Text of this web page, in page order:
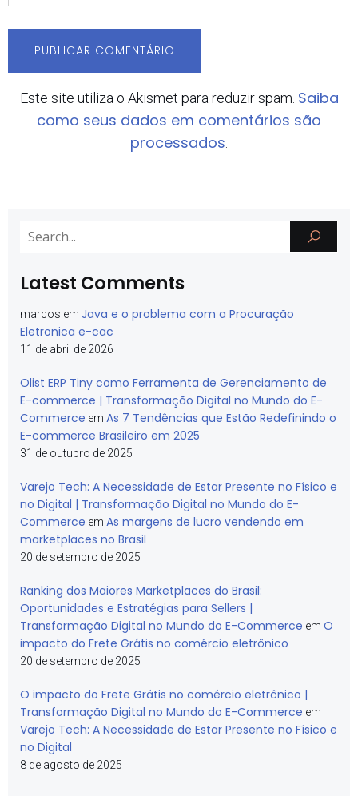
Este site utiliza o Akismet para reduzir spam. Saiba
como seus dados em comentários são
processados
Latest Comments
marcos em Java e o problema com a Procuração
Eletronica e-cac
11 de abril de 2026
Olist ERP Tiny como Ferramenta de Gerenciamento de
E-commerce | Transformação Digital no Mundo do E-
Commerce em As 7 Tendências que Estão Redefinindo o
E-commerce Brasileiro em 2025
31 de outubro de 2025
Varejo Tech: A Necessidade de Estar Presente no Físico e
no Digital | Transformação Digital no Mundo do E-
Commerce em As margens de lucro vendendo em
marketplaces no Brasil
20 de setembro de 2025
Ranking dos Maiores Marketplaces do Brasil:
Oportunidades e Estratégias para Sellers |
Transformação Digital no Mundo do E-Commerce em O
impacto do Frete Grátis no comércio eletrônico
20 de setembro de 2025
O impacto do Frete Grátis no comércio eletrônico |
Transformação Digital no Mundo do E-Commerce em
Varejo Tech: A Necessidade de Estar Presente no Físico e
no Digital
8 de agosto de 2025